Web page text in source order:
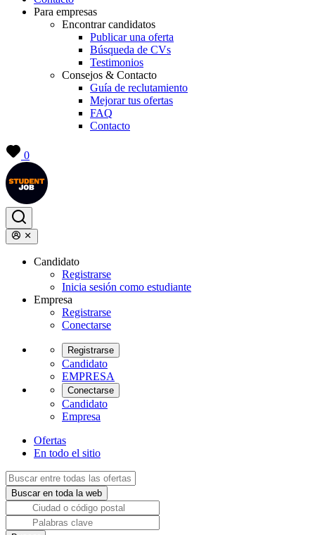
Para empresas
Encontrar candidatos
Publicar una oferta
Búsqueda de CVs
Testimonios
Consejos & Contacto
Guía de reclutamiento
Mejorar tus ofertas
FAQ
Contacto
0
Candidato
Registrarse
Inicia sesión como estudiante
Empresa
Registrarse
Conectarse
Registrarse
Candidato
EMPRESA
Conectarse
Candidato
Empresa
Ofertas
En todo el sitio